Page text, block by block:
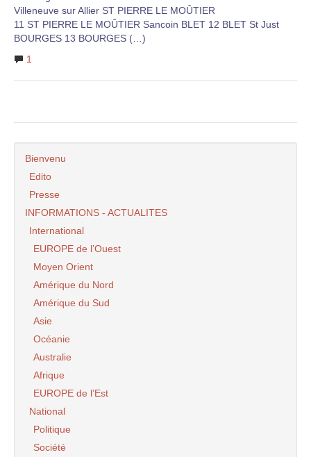
Villeneuve sur Allier ST PIERRE LE MOÛTIER
11 ST PIERRE LE MOÛTIER Sancoin BLET 12 BLET St Just
BOURGES 13 BOURGES (…)
1
Bienvenu
Edito
Presse
INFORMATIONS - ACTUALITES
International
EUROPE de l’Ouest
Moyen Orient
Amérique du Nord
Amérique du Sud
Asie
Océanie
Australie
Afrique
EUROPE de l’Est
National
Politique
Société